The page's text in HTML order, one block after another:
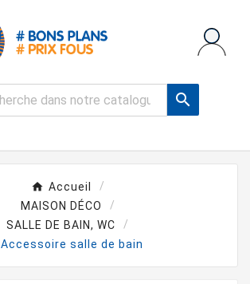

Accueil
MAISON DÉCO
SALLE DE BAIN, WC
Accessoire salle de bain